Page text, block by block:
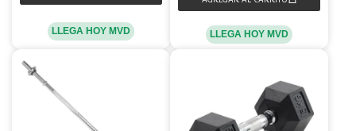
LLEGA HOY MVD LLEGA HOY MVD